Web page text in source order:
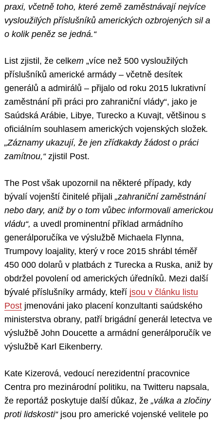
praxi, včetně toho, které země zaměstnávají nejvíce
vysloužilých příslušníků amerických ozbrojených sil a
o kolik peněz se jedná.“
List zjistil, že celkem „více než 500 vysloužilých
příslušníků americké armády – včetně desítek
generálů a admirálů – přijalo od roku 2015 lukrativní
zaměstnání při práci pro zahraniční vlády“, jako je
Saúdská Arábie, Libye, Turecko a Kuvajt, většinou s
oficiálním souhlasem amerických vojenských složek.
„Záznamy ukazují, že jen zřídkakdy žádost o práci
zamítnou,“zjistil Post.
The Post však upozornil na některé případy, kdy
bývalí vojenští činitelé přijali „zahraniční zaměstnání
nebo dary, aniž by o tom vůbec informovali americkou
vládu“, a uvedl prominentní příklad armádního
generálporučíka ve výslužbě Michaela Flynna,
Trumpovy loajality, který v roce 2015 shrábl téměř
450 000 dolarů v platbách z Turecka a Ruska, aniž by
obdržel povolení od amerických úředníků. Mezi další
bývalé příslušníky armády, kteří jsou v článku listu
Post jmenováni jako placení konzultanti saúdského
ministerstva obrany, patří brigádní generál letectva ve
výslužbě John Doucette a armádní generálporučík ve
výslužbě Karl Eikenberry.
Kate Kizerová, vedoucí nerezidentní pracovnice
Centra pro mezinárodní politiku, na Twitteru napsala,
že reportáž poskytuje další důkaz, že „válka a zločiny
proti lidskosti“ jsou pro americké vojenské velitele po